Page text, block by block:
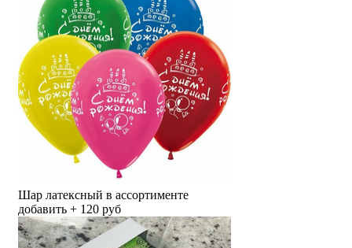
Шар латексный в ассортименте
добавить + 120 руб